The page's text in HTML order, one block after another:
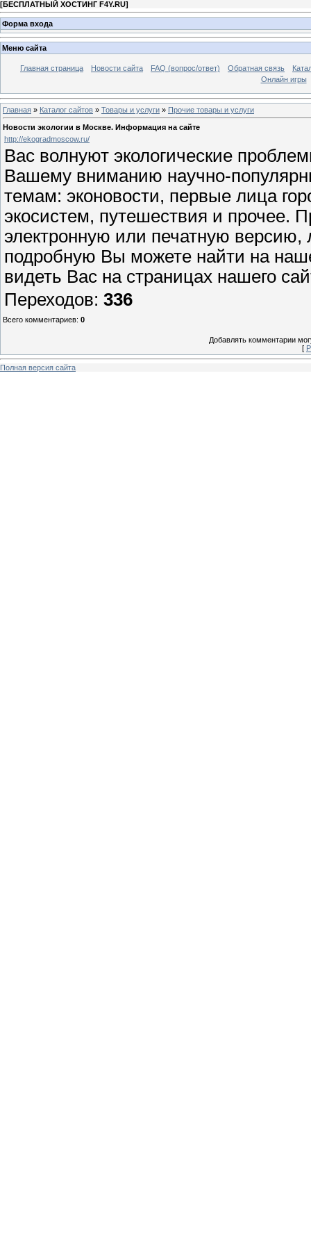
[БЕСПЛАТНЫЙ ХОСТИНГ F4Y.RU]
Форма входа
Меню сайта
Главная страница Новости сайта FAQ (вопрос/ответ) Обратная связь
Онлайн игры
Главная » Каталог сайтов » Товары и услуги » Прочие товары и услуги
Новости экологии в Москве. Информация на сайте
http://ekogradmoscow.ru/
Вас волнуют экологические
Вашему вниманию научно-
темам: эконовости, первые лица
экосистем, путешествия и прочее.
электронную или печатную
подробную Вы можете найти на
видеть Вас на страницах нашего
Переходов: 336
Всего комментариев: 0
Добавлять комментарии
[
Полная версия сайта